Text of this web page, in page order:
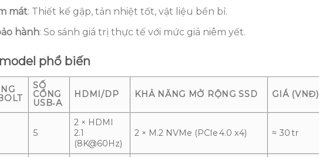
mát: Thiết kế gập, tản nhiệt tốt, vật liệu bền bỉ.
hành: So sánh giá trị thực tế với mức giá niêm yết.
phổ biến
SỐ
CỔNG
USB‑A
HDMI/DP KHẢ NĂNG MỞ RỘNG SSD GIÁ (VNĐ)
5
2 × HDMI
2.1
(8K@60Hz)
2 × M.2 NVMe (PCIe 4.0 x4) ≈ 30 tr